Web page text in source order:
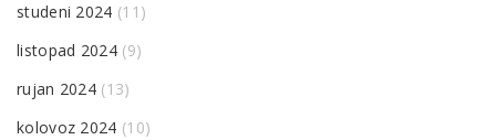
studeni 2024 (11)
listopad 2024(9)
rujan 2024 (13)
kolovoz 2024 (10)